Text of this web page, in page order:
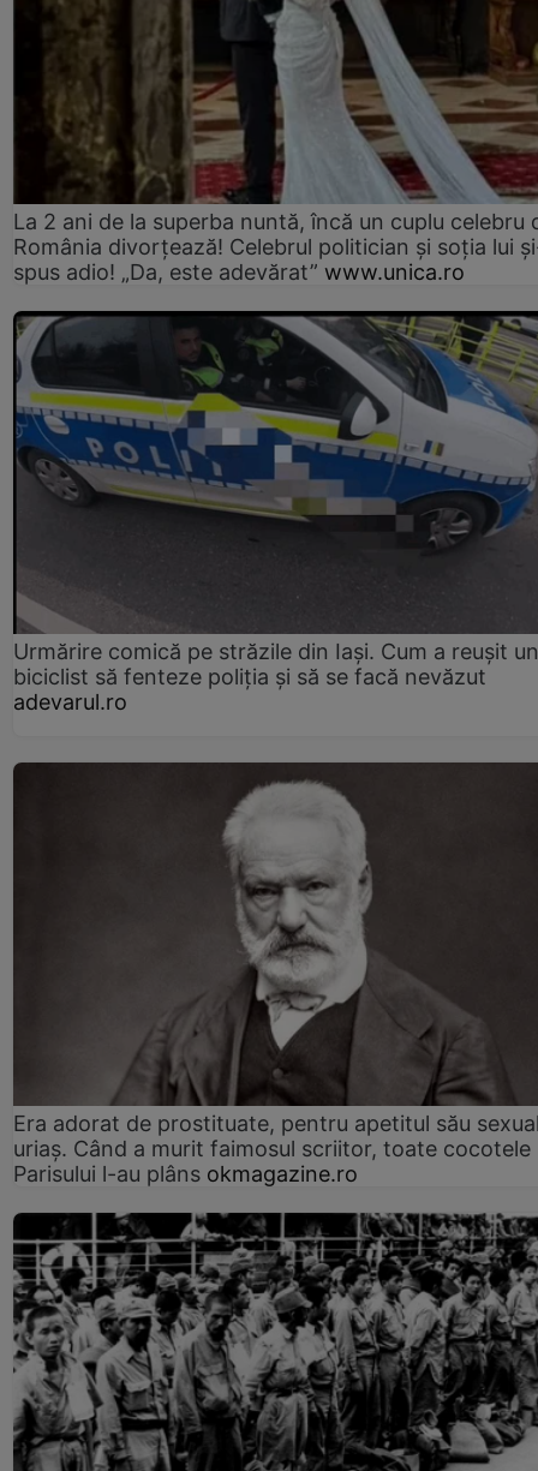
La 2 ani de la superba nuntă, încă un cuplu celebru
România divorțează! Celebrul politician și soția lui
spus adio! „Da, este adevărat” www.unica.ro
Urmărire comică pe străzile din Iași. Cum a reușit un
biciclist să fenteze poliția și să se facă nevăzut
adevarul.ro
Era adorat de prostituate, pentru apetitul său
uriaș. Când a murit faimosul scriitor, toate cocotele
Parisului l-au plâns okmagazine.ro